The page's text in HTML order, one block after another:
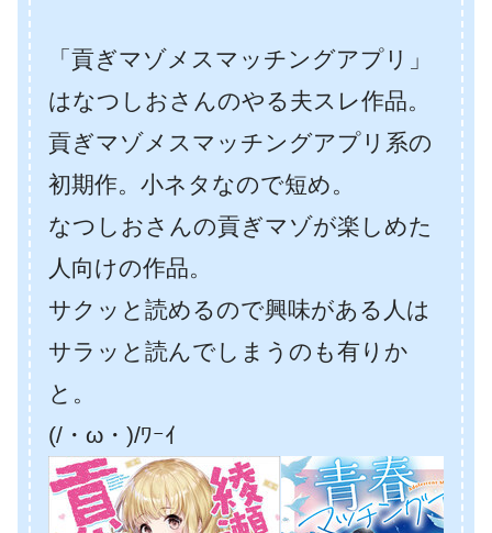
「貢ぎマゾメスマッチングアプリ」
はなつしおさんのやる夫スレ作品。
貢ぎマゾメスマッチングアプリ系の
初期作。小ネタなので短め。
なつしおさんの貢ぎマゾが楽しめた
人向けの作品。
サクッと読めるので興味がある人は
サラッと読んでしまうのも有りか
と。
(/・ω・)/ﾜｰｲ